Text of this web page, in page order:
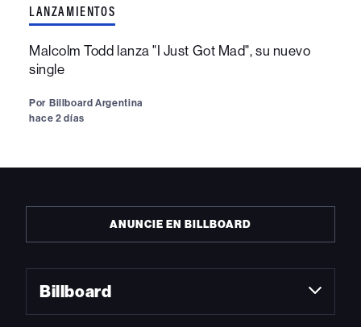
LANZAMIENTOS
Malcolm Todd lanza "I Just Got Mad", su nuevo
single
Por Billboard Argentina
hace 2 días
ANUNCIE EN BILLBOARD
Billboard